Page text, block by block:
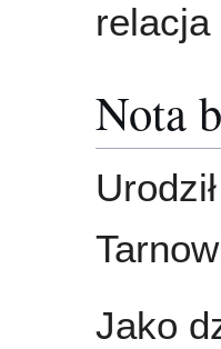
Nota
Jako